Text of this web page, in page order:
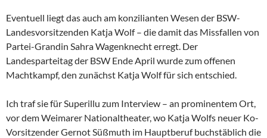
Eventuell liegt das auch am konzilianten Wesen der BSW-
Landesvorsitzenden Katja Wolf – die damit das Missfallen von
Partei-Grandin Sahra Wagenknecht erregt. Der
Landesparteitag der BSW Ende April wurde zum offenen
Machtkampf, den zunächst Katja Wolf für sich entschied.
Ich traf sie für Superillu zum Interview – an prominentem Ort,
vor dem Weimarer Nationaltheater, wo Katja Wolfs neuer Ko-
Vorsitzender Gernot Süßmuth im Hauptberuf buchstäblich die